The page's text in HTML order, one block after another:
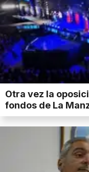
Otra vez la
fondos de La